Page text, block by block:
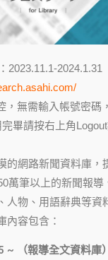
2023.11.1-2024.1.31
，無需輸入帳號密碼
畢請按右上角Logout
的網路新聞資料庫，
萬筆以上的新聞報導
人物、用語辭典等資
內容包含：
~ （報導全文資料庫）